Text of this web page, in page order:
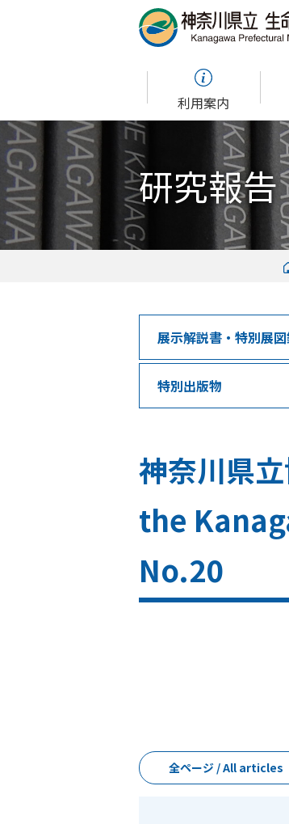
利用案内
研究報告
展示解説書・特別展
特別出版物
神奈川県
the
No.20
全ページ / All articles